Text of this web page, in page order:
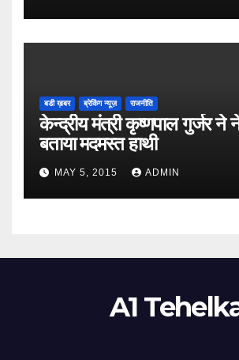
बडी ख़बर ब्रेकिंग न्यूज़ राजनीति
केन्द्रीय मंत्री कृष्णपाल गुर्जर ने
बताया मदमस्त हाथी
MAY 5, 2015 ADMIN
A1